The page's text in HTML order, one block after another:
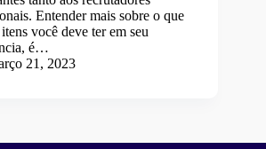
Entender mais sobre o que
você deve ter em seu
é…
21, 2023